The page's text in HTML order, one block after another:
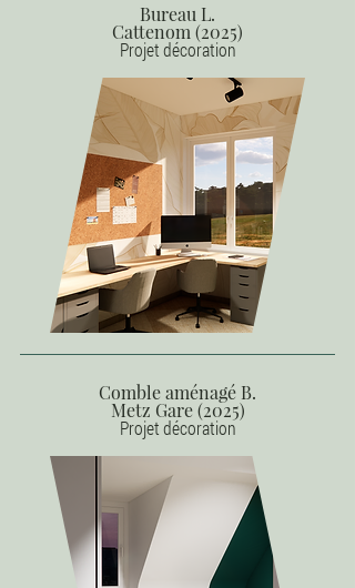
Bureau L.
Cattenom (2025)
Projet décoration
Comble aménagé B.
Metz Gare (2025)
Projet décoration